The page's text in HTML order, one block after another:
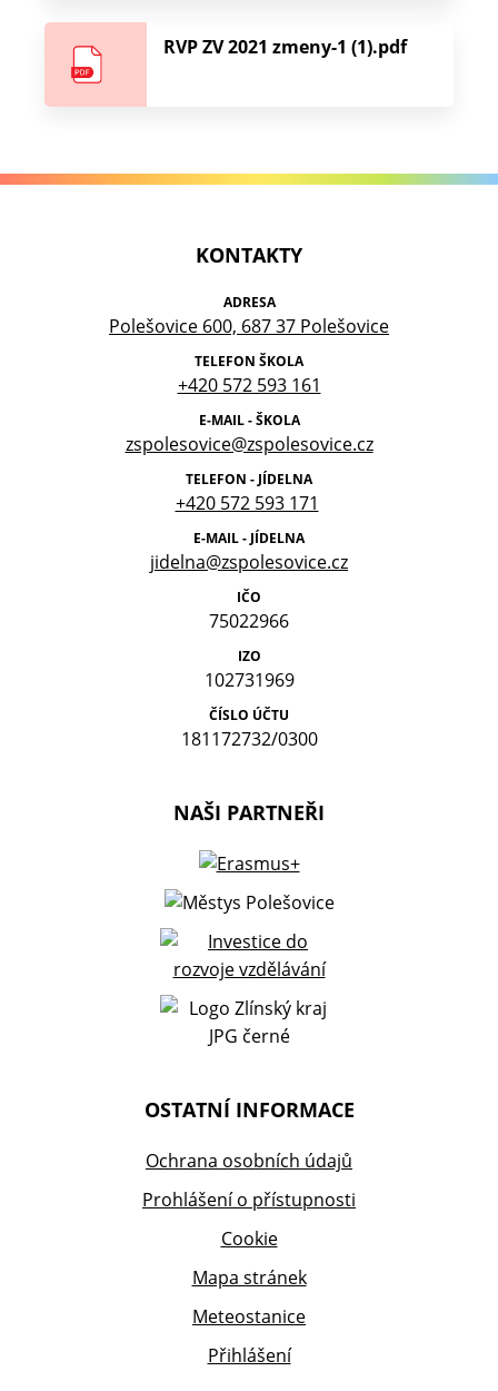
RVP ZV 2021 zmeny-1 (1).pdf
KONTAKTY
ADRESA
Polešovice 600, 687 37 Polešovice
TELEFON ŠKOLA
+420 572 593 161
E-MAIL - ŠKOLA
zspolesovice@zspolesovice.cz
TELEFON - JÍDELNA
+420 572 593 171
E-MAIL - JÍDELNA
jidelna@zspolesovice.cz
IČO
75022966
IZO
102731969
ČÍSLO ÚČTU
181172732/0300
NAŠI PARTNEŘI
OSTATNÍ INFORMACE
Ochrana osobních údajů
Prohlášení o přístupnosti
Cookie
Mapa stránek
Meteostanice
Přihlášení